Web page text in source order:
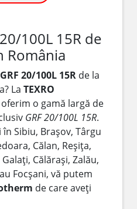
100L 15R de
România
GRF 20/100L 15R de la
La TEXRO
oferim o gamă largă de
GRF 20/100L 15R.
Sibiu, Brașov, Târgu
Călan, Reșița,
Călărași, Zalău,
Focșani, vă putem
de care aveți